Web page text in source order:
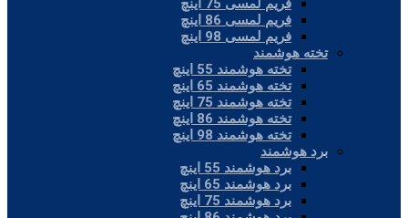
فریم لمسی 75 اینچ
فریم لمسی 86 اینچ
فریم لمسی 98 اینچ
تخته هوشمند
تخته هوشمند 55 اینچ
تخته هوشمند 65 اینچ
تخته هوشمند 75 اینچ
تخته هوشمند 86 اینچ
تخته هوشمند 98 اینچ
برد هوشمند
برد هوشمند 55 اینچ
برد هوشمند 65 اینچ
برد هوشمند 75 اینچ